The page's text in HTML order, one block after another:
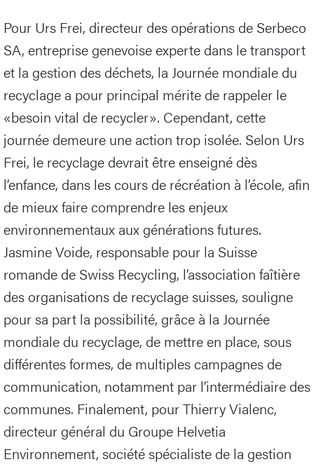
Pour Urs Frei, directeur des opérations de Serbeco
SA, entreprise genevoise experte dans le transport
et la gestion des déchets, la Journée mondiale du
recyclage a pour principal mérite de rappeler le
«besoin vital de recycler». Cependant, cette
journée demeure une action trop isolée. Selon Urs
Frei, le recyclage devrait être enseigné dès
l’enfance, dans les cours de récréation à l’école, afin
de mieux faire comprendre les enjeux
environnementaux aux générations futures.
Jasmine Voide, responsable pour la Suisse
romande de Swiss Recycling, l’association faîtière
des organisations de recyclage suisses, souligne
pour sa part la possibilité, grâce à la Journée
mondiale du recyclage, de mettre en place, sous
différentes formes, de multiples campagnes de
communication, notamment par l’intermédiaire des
communes. Finalement, pour Thierry Vialenc,
directeur général du Groupe Helvetia
Environnement, société spécialiste de la gestion